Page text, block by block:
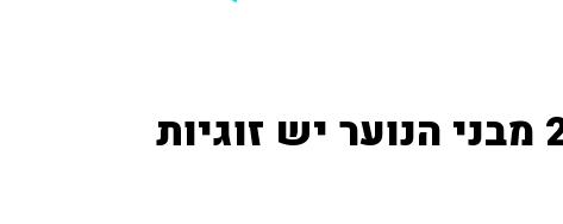
ד"ר ירון שוורץ: "רק ל-20% מבני הנוער יש זוגיות